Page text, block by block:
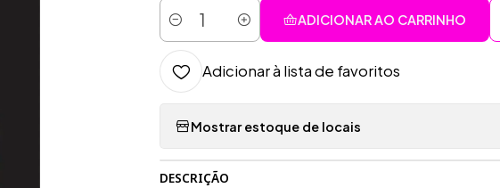
Quantidade
ADICIONAR AO CARRINHO
Adicionar à lista de favoritos
Mostrar estoque de locais
DESCRIÇÃO